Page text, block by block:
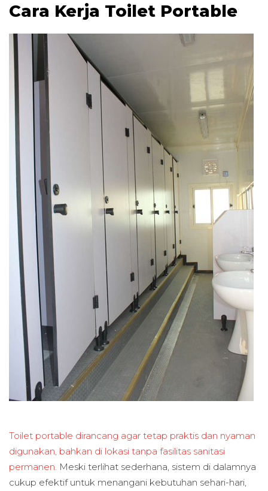
Cara Kerja Toilet Portable
Toilet portable dirancang agar tetap praktis dan nyaman
digunakan, bahkan di lokasi tanpa fasilitas sanitasi
permanen. Meski terlihat sederhana, sistem di dalamnya
cukup efektif untuk menangani kebutuhan sehari-hari,